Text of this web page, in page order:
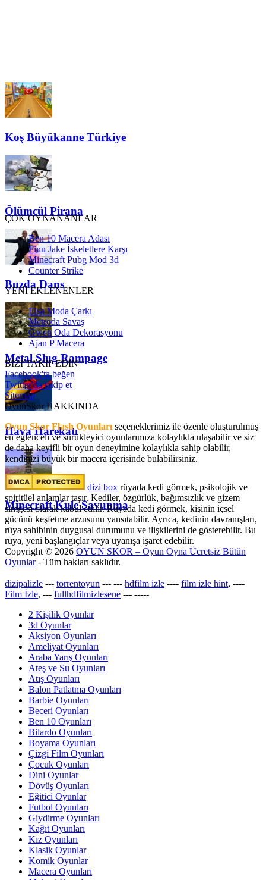
Koş Büyükanne Türkiye
Ölümcül Pirana
Buzda Dans
Metal Slug Rampage
Hava Harekatı
Minecraft Kule Savunma
ÇOK OYNANANLAR
Ben 10 Macera Adası
Finn Jake İskeletlere Karşı
Minecraft Pubg Mod 3d
Counter Strike
YENİ EKLENENLER
Elsa Moda Çarkı
Metroda Savaş
Gwen Oda Dekorasyonu
Ajan P Macera
BİZİ TAKİP EDİN
Facebook'ta beğen
Twitter'da takip et
Sitemap
OyunSkor HAKKINDA
Oyun Skor Flash Oyunları seçeneklerimiz ile özenle oluşturulmuş
en eğlenceli ve sürükleyici oyunlarımıza kolaylıkla ulaşabilir ve siz
de daha keyifli bir oyun deneyimine kolaylıkla sahip olabilir,
kendinizi büyük bir macera içerisinde bulabilirsiniz.
dizi box rüyada kedi görmek​, psikolojik ve
spiritüel anlamlar taşır. Kediler, özgürlük, bağımsızlık ve gizem
simgesi olarak kabul edilir. Rüyada kedi görmek, kişinin içsel
gücünü keşfetme arzusunu yansıtabilir. Ayrıca, kedinin davranışları,
rüya sahibinin duygusal durumunu ve ilişkilerini de gösterebilir. Bu
rüya, yeni başlangıçlar veya uyanışa işaret edebilir.
Copyright © 2026 OYUN SKOR – Oyun Oyna Ücretsiz Bütün
Oyunlar- Tüm hakları saklıdır.
dizipalizle --- torrentoyun --- --- hdfilm izle ---- film izle hint, ----
Film İzle, --- fullhdfilmizlesene --- -----
2 Kişilik Oyunlar
3d Oyunlar
Aksiyon Oyunları
Ameliyat Oyunları
Araba Yarış Oyunları
Ateş ve Su Oyunları
Atış Oyunları
Balon Patlatma Oyunları
Barbie Oyunları
Beceri Oyunları
Ben 10 Oyunları
Bilardo Oyunları
Boyama Oyunları
Çizgi Film Oyunları
Çocuk Oyunları
Dini Oyunlar
Dövüş Oyunları
Eğitici Oyunlar
Futbol Oyunları
Giydirme Oyunları
Kağıt Oyunları
Kız Oyunları
Klasik Oyunlar
Komik Oyunlar
Macera Oyunları